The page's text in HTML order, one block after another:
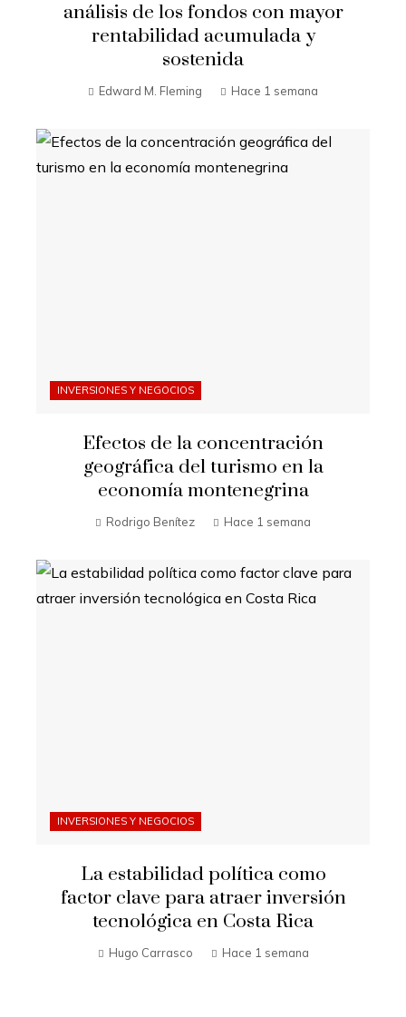
análisis de los fondos con mayor
rentabilidad acumulada y
sostenida
Edward M. Fleming Hace 1 semana
INVERSIONES Y NEGOCIOS
Efectos de la concentración
geográfica del turismo en la
economía montenegrina
Rodrigo Benítez Hace 1 semana
INVERSIONES Y NEGOCIOS
La estabilidad política como
factor clave para atraer inversión
tecnológica en Costa Rica
Hugo Carrasco Hace 1 semana